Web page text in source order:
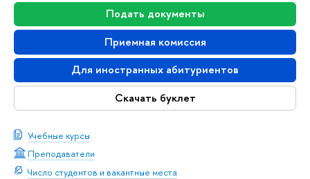
Подать документы
Приемная комиссия
Для иностранных абитуриентов
Скачать буклет
Учебные курсы
Преподаватели
Число студентов и вакантные места